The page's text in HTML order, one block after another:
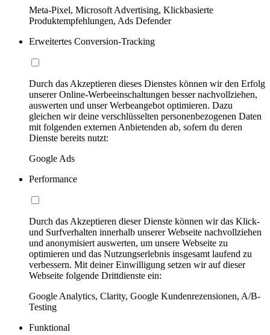
Meta-Pixel, Microsoft Advertising, Klickbasierte
Produktempfehlungen, Ads Defender
Erweitertes Conversion-Tracking
Durch das Akzeptieren dieses Dienstes können wir den Erfolg
unserer Online-Werbeeinschaltungen besser nachvollziehen,
auswerten und unser Werbeangebot optimieren. Dazu
gleichen wir deine verschlüsselten personenbezogenen Daten
mit folgenden externen Anbietenden ab, sofern du deren
Dienste bereits nutzt:
Google Ads
Performance
Durch das Akzeptieren dieser Dienste können wir das Klick-
und Surfverhalten innerhalb unserer Webseite nachvollziehen
und anonymisiert auswerten, um unsere Webseite zu
optimieren und das Nutzungserlebnis insgesamt laufend zu
verbessern. Mit deiner Einwilligung setzen wir auf dieser
Webseite folgende Drittdienste ein:
Google Analytics, Clarity, Google Kundenrezensionen, A/B-
Testing
Funktional